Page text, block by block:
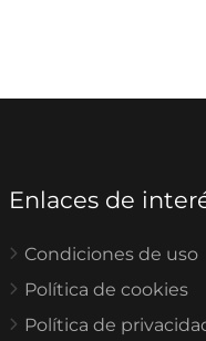
Enlaces de
Condiciones de uso
Política de cookies
Política de